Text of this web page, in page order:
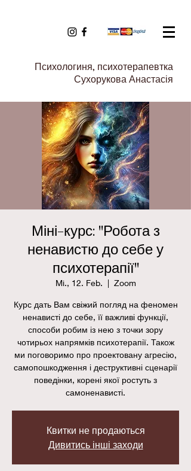
Психологиня, психотерапевтка
Сухорукова Анастасія
Міні-курс: "Робота з
ненавистю до себе у
психотерапії"
Mi., 12. Feb.
  |
Zoom
Курс дать Вам свіжий погляд на феномен
ненависті до себе, її важливі функції,
способи робим із нею з точки зору
чотирьох напрямків психотерапії. Також
ми поговоримо про проектовану агресію,
самопошкодження і деструктивні сценарії
поведінки, корені якої ростуть з
самоненависті.
Квитки не продаються
Дивитись інші заходи